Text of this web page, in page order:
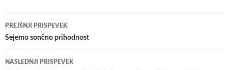
Krmarjenje
po
prispevkih
PREJŠNJI PRISPEVEK
Sejemo sončno prihodnost
NASLEDNJI PRISPEVEK